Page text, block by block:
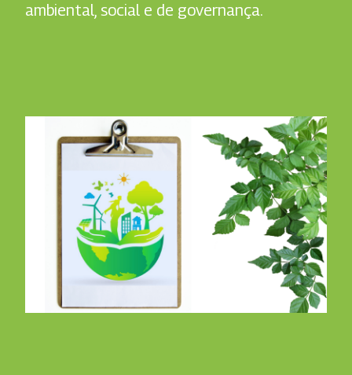
ambiental, social e de governança.